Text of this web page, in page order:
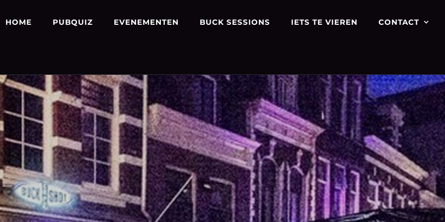
HOME PUBQUIZ EVENEMENTEN BUCK SESSIONS IETS TE VIEREN CONTACT